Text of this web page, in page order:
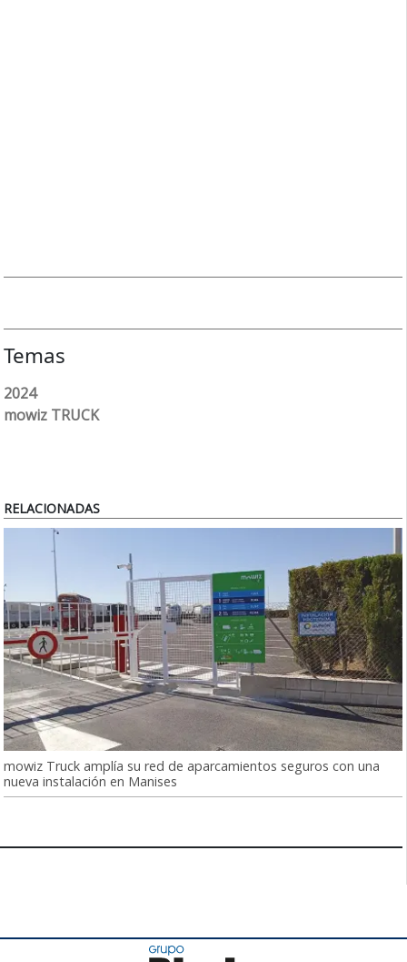
Temas
2024
mowiz TRUCK
RELACIONADAS
mowiz Truck amplía su red de aparcamientos seguros con una
nueva instalación en Manises